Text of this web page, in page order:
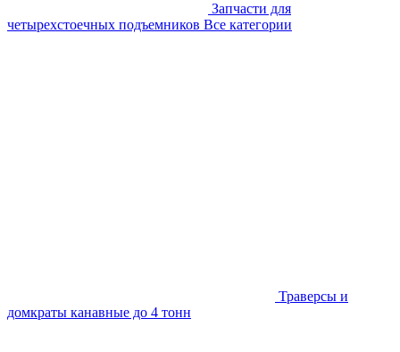
Запчасти для
четырехстоечных подъемников Все категории
Траверсы и
домкраты канавные до 4 тонн